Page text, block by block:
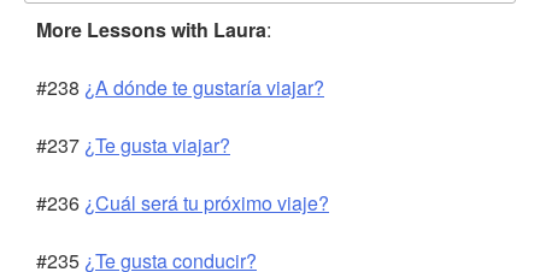
More Lessons with Laura:
#238 ¿A dónde te gustaría viajar?
#237 ¿Te gusta viajar?
#236 ¿Cuál será tu próximo viaje?
#235 ¿Te gusta conducir?